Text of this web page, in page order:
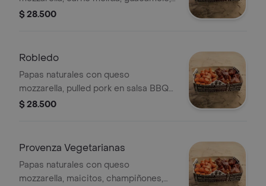
pico de gallo y salsa ghetto de la
$ 28.500
Robledo
Papas naturales con queso
mozzarella, pulled pork en salsa BBQ
honey, guacamole, maduritos, tocineta
$ 28.500
Provenza Vegetarianas
Papas naturales con queso
mozzarella, maicitos, champiñones,